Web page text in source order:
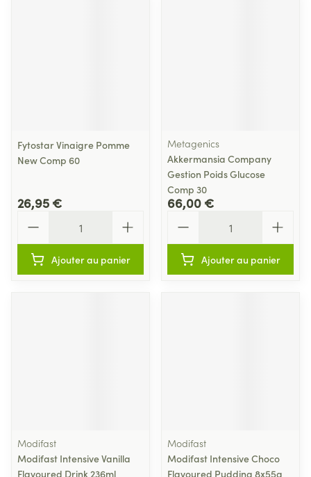
Fytostar Vinaigre Pomme
New Comp 60
26,95 €
Ajouter au panier
Metagenics
Akkermansia Company
Gestion Poids Glucose
Comp 30
66,00 €
Ajouter au panier
Modifast
Modifast Intensive Vanilla
Flavoured Drink 236ml
Modifast
Modifast Intensive Choco
Flavoured Pudding 8x55g